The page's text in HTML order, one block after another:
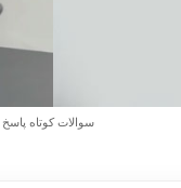
سوالات کوتاه